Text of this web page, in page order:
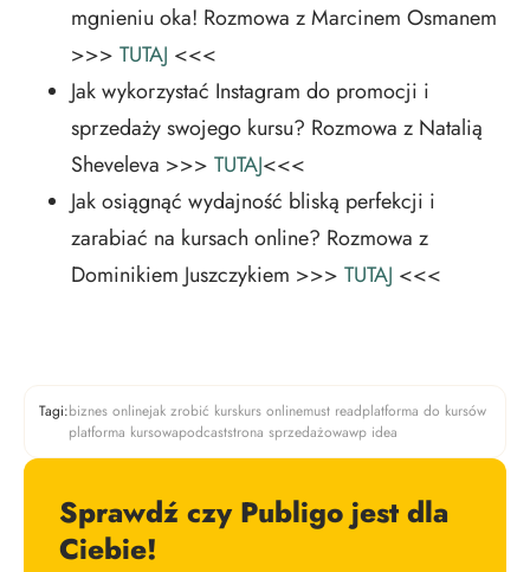
mgnieniu oka! Rozmowa z Marcinem Osmanem
>>> TUTAJ <<<
Jak wykorzystać Instagram do promocji i
sprzedaży swojego kursu? Rozmowa z Natalią
Sheveleva >>> TUTAJ<<<
Jak osiągnąć wydajność bliską perfekcji i
zarabiać na kursach online? Rozmowa z
Dominikiem Juszczykiem >>> TUTAJ <<<
Tagi:biznes onlinejak zrobić kurskurs onlinemust readplatforma do kursów
platforma kursowapodcaststrona sprzedażowawp idea
Sprawdź czy Publigo jest dla
Ciebie!